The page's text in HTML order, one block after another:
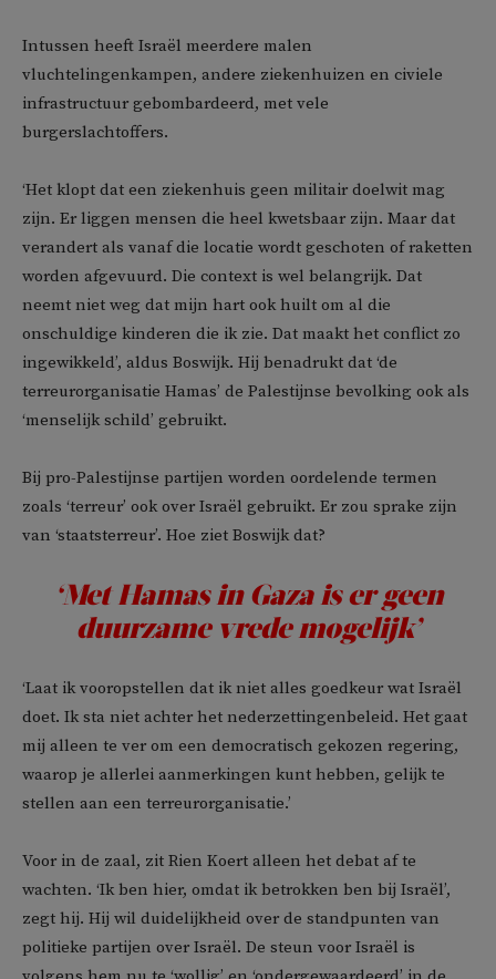
Intussen heeft Israël meerdere malen
vluchtelingenkampen, andere ziekenhuizen en civiele
infrastructuur gebombardeerd, met vele
burgerslachtoffers.
‘Het klopt dat een ziekenhuis geen militair doelwit mag
zijn. Er liggen mensen die heel kwetsbaar zijn. Maar dat
verandert als vanaf die locatie wordt geschoten of raketten
worden afgevuurd. Die context is wel belangrijk. Dat
neemt niet weg dat mijn hart ook huilt om al die
onschuldige kinderen die ik zie. Dat maakt het conflict zo
ingewikkeld’, aldus Boswijk. Hij benadrukt dat ‘de
terreurorganisatie Hamas’ de Palestijnse bevolking ook als
‘menselijk schild’ gebruikt.
Bij pro-Palestijnse partijen worden oordelende termen
zoals ‘terreur’ ook over Israël gebruikt. Er zou sprake zijn
van ‘staatsterreur’. Hoe ziet Boswijk dat?
‘Met Hamas in Gaza is er geen
duurzame vrede mogelijk’
‘Laat ik vooropstellen dat ik niet alles goedkeur wat Israël
doet. Ik sta niet achter het nederzettingenbeleid. Het gaat
mij alleen te ver om een democratisch gekozen regering,
waarop je allerlei aanmerkingen kunt hebben, gelijk te
stellen aan een terreurorganisatie.’
Voor in de zaal, zit Rien Koert alleen het debat af te
wachten. ‘Ik ben hier, omdat ik betrokken ben bij Israël’,
zegt hij. Hij wil duidelijkheid over de standpunten van
politieke partijen over Israël. De steun voor Israël is